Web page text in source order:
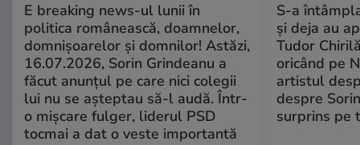
E breaking news-ul lunii în
politica românească, doamnelor,
domnișoarelor și domnilor! Astăzi,
16.07.2026, Sorin Grindeanu a
făcut anunțul pe care nici colegii
lui nu se așteptau să-l audă. Într-
o mișcare fulger, liderul PSD
tocmai a dat o veste importantă
S-a
și deja au
Tudor
oricând pe
artistul
despre
surprins pe